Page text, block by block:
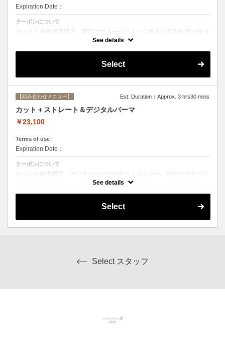
Expiration Date：
クーポンについて
カットと全体縮毛矯正。髪質やダメージによって根元と毛先を塗り分け
ます。シャンプー、ブロー込み。必要に応じて前処理トリートメント無
See details
Select
【組み合わせメニュー】 Est. Duration：Approx. 3 hrs30 mins
カット＋ストレート＆デジタルパーマ
￥23,100
Terms of use
Expiration Date：
クーポンについて
カットと縮毛矯正、デジタルパーマのセットメニュー。毎日のスタイリ
ングを楽にしたい方にオススメ☆ シャンプー、ブロー込み。ロング料
See details
Select
Select スタッフ